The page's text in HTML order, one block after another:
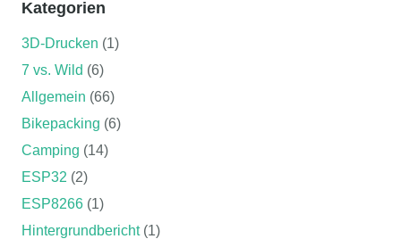
Kategorien
3D-Drucken (1)
7 vs. Wild (6)
Allgemein (66)
Bikepacking (6)
Camping (14)
ESP32 (2)
ESP8266 (1)
Hintergrundbericht(1)